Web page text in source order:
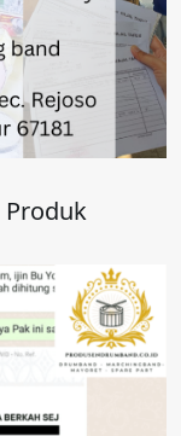
Produk